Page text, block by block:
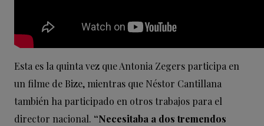
Esta es la quinta vez que Antonia Zegers participa en
un filme de Bize, mientras que Néstor Cantillana
también ha participado en otros trabajos para el
director nacional. “Necesitaba a dos tremendos